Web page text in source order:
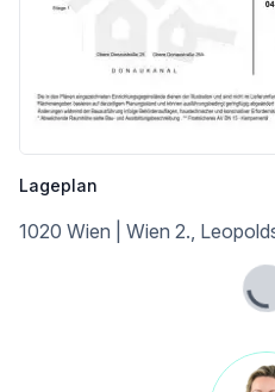
Wir weisen darauf hin, dass zwischen dem Vermittler und dem zu
Infrastruktur / Entfernungen
Gesundheit
Lageplan
1020 Wien | Wien 2.,